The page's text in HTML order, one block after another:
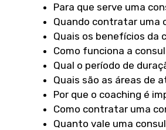
Para que serve uma
Quando contratar uma
Quais os benefícios da
Como funciona a
Qual o período de
Quais são as áreas de
Por que o coaching é
Como contratar uma
Quanto vale uma